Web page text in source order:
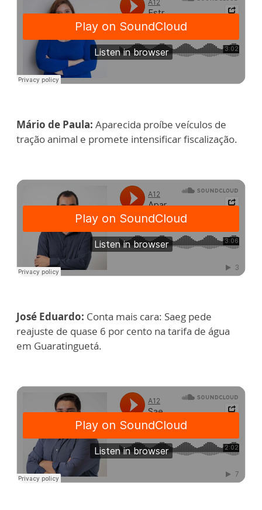
Mário de Paula: Aparecida proíbe veículos de
tração animal e promete intensificar fiscalização.
José Eduardo: Conta mais cara: Saeg pede
reajuste de quase 6 por cento na tarifa de água
em Guaratinguetá.